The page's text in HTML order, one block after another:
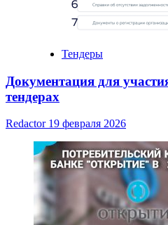
Тендеры
Документация для
тендерах
Redactor 19 февраля 2026